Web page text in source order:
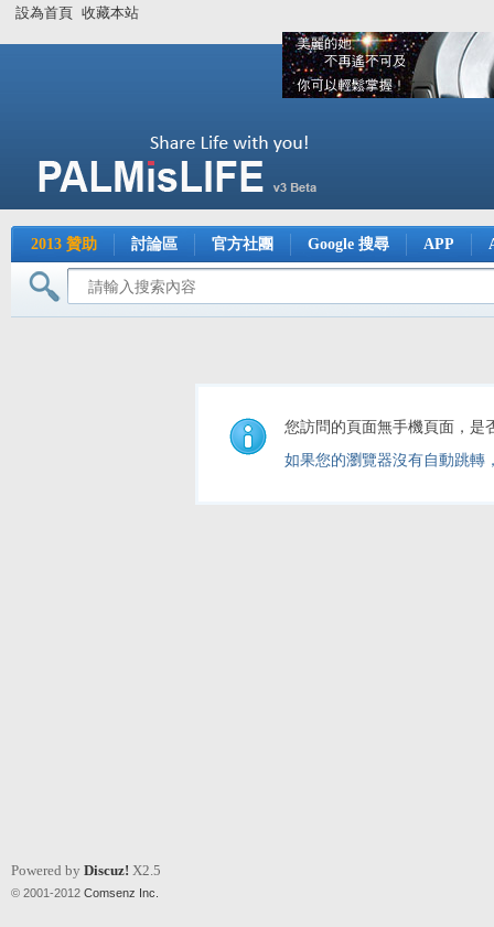
設為首頁 收藏本站
2013 贊助 討論區 官方社團 Google 搜尋 APP
您訪問的頁面無手機頁面，是
如果您的瀏覽器沒有自動跳轉
Powered by Discuz! X2.5
© 2001-2012 Comsenz Inc.